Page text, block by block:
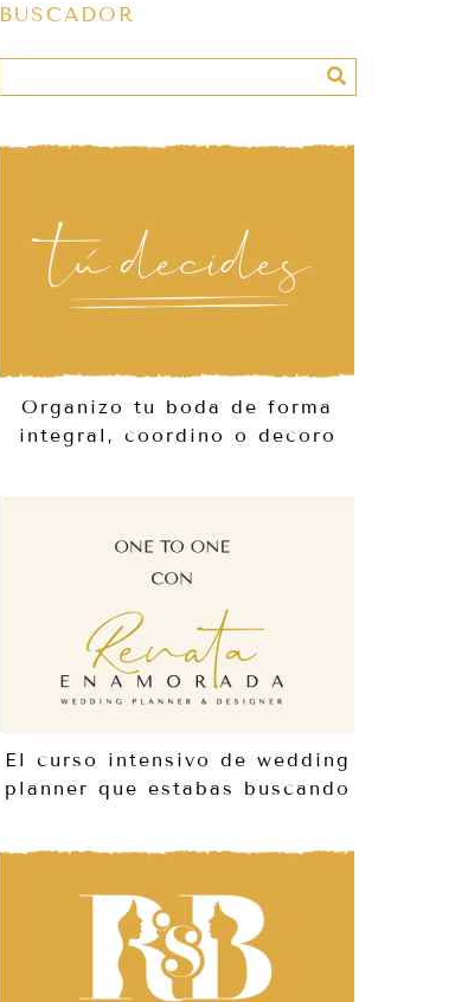
BUSCADOR
Organizo tu boda de forma
integral, coordino o decoro
El curso intensivo de wedding
planner que estabas buscando